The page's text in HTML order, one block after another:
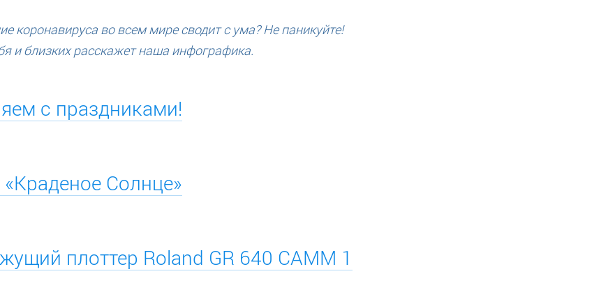
коронавируса во всем мире сводит с ума? Не паникуйте!
и близких расскажет наша инфографика.
с праздниками!
Солнце»
плоттер Roland GR 640 CAMM 1